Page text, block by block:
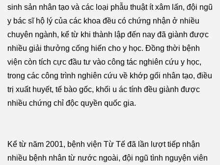
sinh sản nhân tạo và các loại phẫu thuật ít xâm lấn, đội ngũ
y bác sĩ hộ lý của các khoa đều có chứng nhận ở nhiều
chuyên ngành, kể từ khi thành lập đến nay đã giành được
nhiều giải thưởng cống hiến cho y học. Đồng thời bệnh
viện còn tích cực đầu tư vào công tác nghiên cứu y học,
trong các công trình nghiên cứu về khớp gối nhân tạo, điều
trị xuất huyết, tế bào gốc, khối u ác tính đều giành được
nhiều chứng chỉ độc quyền quốc gia.
Kể từ năm 2001, bệnh viện Từ Tế đã lần lượt tiếp nhận
nhiều bệnh nhân từ nước ngoài, đội ngũ tình nguyện viên